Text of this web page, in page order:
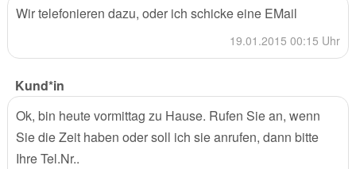
Wir telefonieren dazu, oder ich schicke eine EMail
19.01.2015 00:15 Uhr
Kund*in
Ok, bin heute vormittag zu Hause. Rufen Sie an, wenn
Sie die Zeit haben oder soll ich sie anrufen, dann bitte
Ihre Tel.Nr..